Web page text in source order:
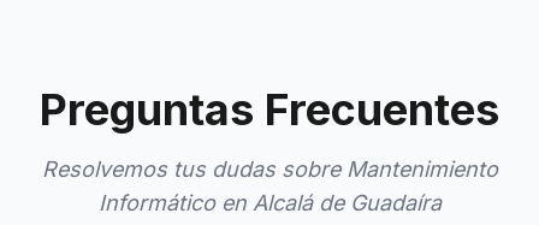
Preguntas Frecuentes
Resolvemos tus dudas sobre Mantenimiento
Informático en Alcalá de Guadaíra